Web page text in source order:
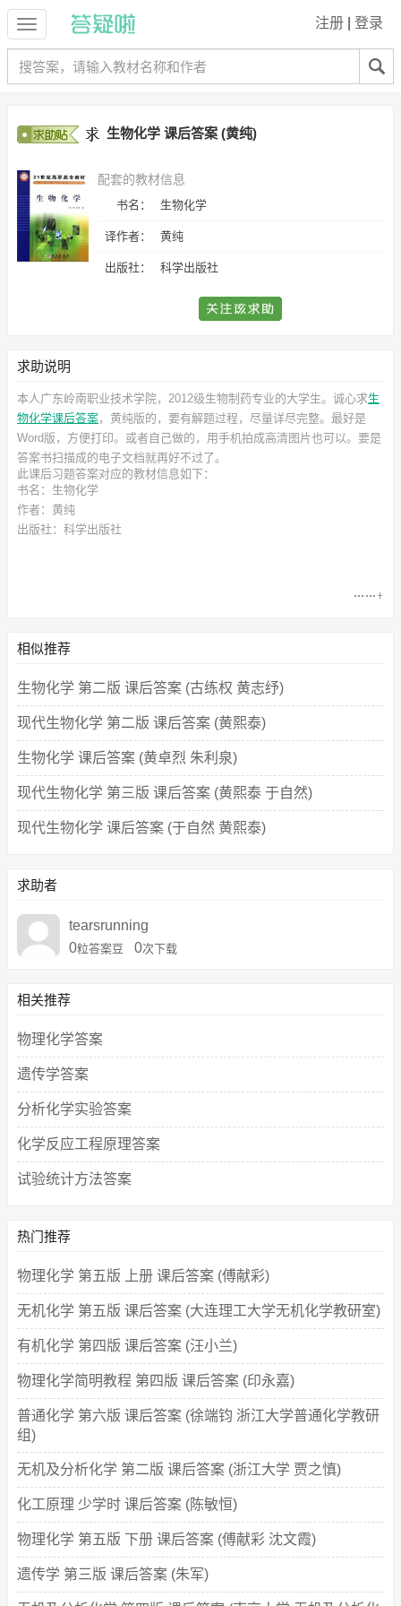
注册 登录
生物化学 课后答案 (黄纯)
配套的教材信息
书名： 生物化学
译作者： 黄纯
出版社： 科学出版社
求助说明
本人广东岭南职业技术学院，2012级生物制药专业的大学生。诚心求生
物化学课后答案，黄纯版的，要有解题过程，尽量详尽完整。最好是
Word版，方便打印。或者自己做的，用手机拍成高清图片也可以。要是
答案书扫描成的电子文档就再好不过了。
此课后习题答案对应的教材信息如下：
书名：生物化学
作者：黄纯
出版社：科学出版社
相似推荐
生物化学 第二版 课后答案 (古练权 黄志纾)
现代生物化学 第二版 课后答案 (黄熙泰)
生物化学 课后答案 (黄卓烈 朱利泉)
现代生物化学 第三版 课后答案 (黄熙泰 于自然)
现代生物化学 课后答案 (于自然 黄熙泰)
求助者
tearsrunning
0粒答案豆 0次下载
相关推荐
物理化学答案
遗传学答案
分析化学实验答案
化学反应工程原理答案
试验统计方法答案
热门推荐
物理化学 第五版 上册 课后答案 (傅献彩)
无机化学 第五版 课后答案 (大连理工大学无机化学教研室)
有机化学 第四版 课后答案 (汪小兰)
物理化学简明教程 第四版 课后答案 (印永嘉)
普通化学 第六版 课后答案 (徐端钧 浙江大学普通化学教研
组)
无机及分析化学 第二版 课后答案 (浙江大学 贾之慎)
化工原理 少学时 课后答案 (陈敏恒)
物理化学 第五版 下册 课后答案 (傅献彩 沈文霞)
遗传学 第三版 课后答案 (朱军)